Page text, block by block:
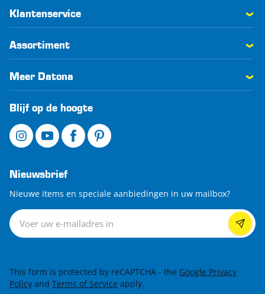
Klantenservice
Assortiment
Meer Datona
Blijf op de hoogte
Nieuwsbrief
Nieuwe items en speciale aanbiedingen in uw mailbox?
Nieuwsbrief
This form is protected by reCAPTCHA - the Google Privacy
Policy and Terms of Service apply.